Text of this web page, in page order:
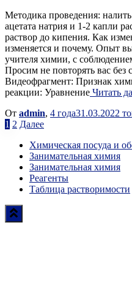
Методика проведения:
ацетата натрия и 1-2 капли
раствор до кипения. Как
изменяется и почему. Опыт
учителя химии, с
Просим не повторять вас без
Видеофрагмент: Признак
реакции: Уравнение Читать
От admin, 4 года31.03.2022
Пагинация
записей
1 2 Далее
Химическая посуда и
Занимательная химия
Занимательная химия
Реагенты
Таблица растворимости